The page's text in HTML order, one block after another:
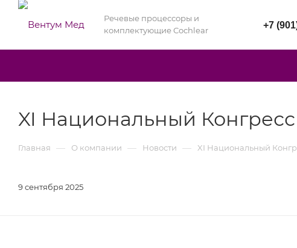
Речевые процессоры и
комплектующие Cochlear
+7
XI Национальный Конгресс
Главная — О компании — Новости — XI Национальный
9 сентября 2025